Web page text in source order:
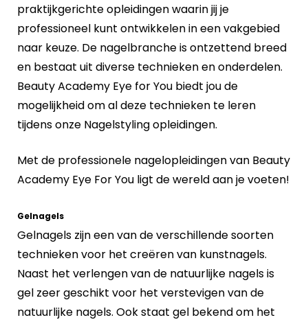
praktijkgerichte opleidingen waarin jij je
professioneel kunt ontwikkelen in een vakgebied
naar keuze. De nagelbranche is ontzettend breed
en bestaat uit diverse technieken en onderdelen.
Beauty Academy Eye for You biedt jou de
mogelijkheid om al deze technieken te leren
tijdens onze Nagelstyling opleidingen.
Met de professionele nagelopleidingen van Beauty
Academy Eye For You ligt de wereld aan je voeten!
Gelnagels
Gelnagels zijn een van de verschillende soorten
technieken voor het creëren van kunstnagels.
Naast het verlengen van de natuurlijke nagels is
gel zeer geschikt voor het verstevigen van de
natuurlijke nagels. Ook staat gel bekend om het